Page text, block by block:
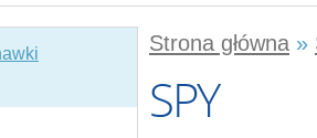
Strona główna »
SPY